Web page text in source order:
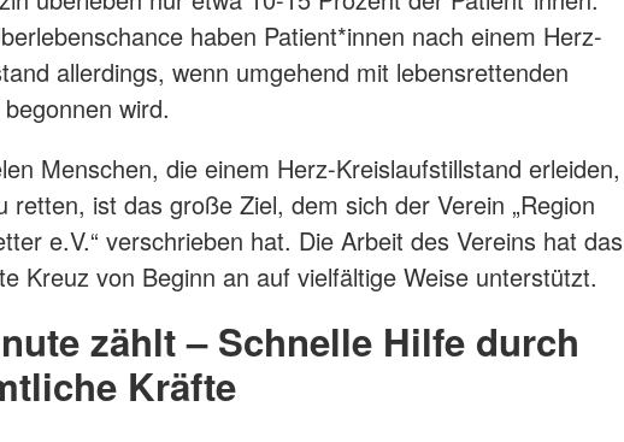
haben Patient*innen nach einem Herz-
allerdings, wenn umgehend mit lebensrettenden
wird.
Menschen, die einem Herz-Kreislaufstillstand erleiden,
retten, ist das große Ziel, dem sich der Verein „Region
e.V.“ verschrieben hat. Die Arbeit des Vereins hat das
Kreuz von Beginn an auf vielfältige Weise unterstützt.
zählt – Schnelle Hilfe durch
Kräfte